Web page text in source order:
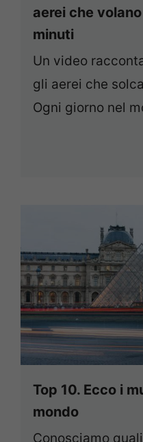
aerei che
minuti
Un video
gli aerei che
Ogni giorno nel
Top 10. Ecco i
mondo
Conosciamo